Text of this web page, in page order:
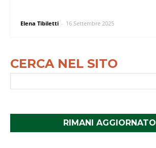
Elena Tibiletti - 16 Settembre 2025
CERCA NEL SITO
RIMANI AGGIORNATO